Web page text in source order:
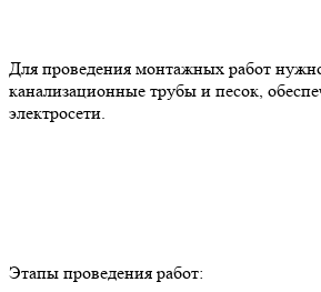
Для проведения монтажных работ
канализационные трубы и песок,
электросети.
Этапы проведения работ: